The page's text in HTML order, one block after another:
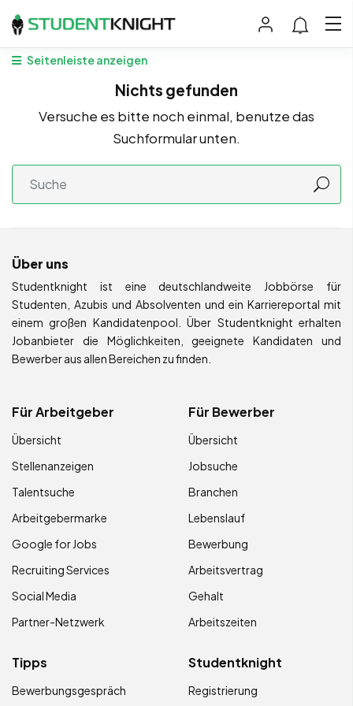
Seitenleiste anzeigen
Nichts gefunden
Versuche es bitte noch einmal, benutze das
Suchformular unten.
Über uns
Studentknight ist eine deutschlandweite Jobbörse für
Studenten, Azubis und Absolventen und ein Karriereportal mit
einem großen Kandidatenpool. Über Studentknight erhalten
Jobanbieter die Möglichkeiten, geeignete Kandidaten und
Bewerber aus allen Bereichen zu finden.
Für Arbeitgeber
Übersicht
Stellenanzeigen
Talentsuche
Arbeitgebermarke
Google for Jobs
Recruiting Services
Social Media
Partner-Netzwerk
Für Bewerber
Übersicht
Jobsuche
Branchen
Lebenslauf
Bewerbung
Arbeitsvertrag
Gehalt
Arbeitszeiten
Tipps
Bewerbungsgespräch
Studentknight
Registrierung